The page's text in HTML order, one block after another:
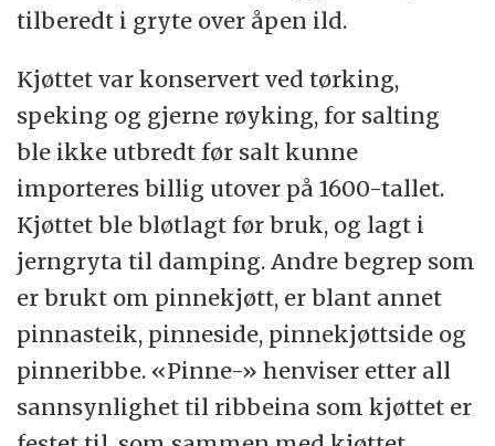
tilberedt i gryte over åpen ild.
Kjøttet var konservert ved tørking,
speking og gjerne røyking, for salting
ble ikke utbredt før salt kunne
importeres billig utover på 1600-tallet.
Kjøttet ble bløtlagt før bruk, og lagt i
jerngryta til damping. Andre begrep som
er brukt om pinnekjøtt, er blant annet
pinnasteik, pinneside, pinnekjøttside og
pinneribbe. «Pinne-» henviser etter all
sannsynlighet til ribbeina som kjøttet er